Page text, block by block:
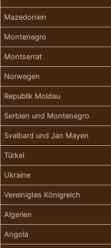
Mazedonien
Montenegro
Montserrat
Norwegen
Republik Moldau
Serbien und Montenegro
Svalbard und Jan Mayen
Türkei
Ukraine
Vereinigtes Königreich
Algerien
Angola